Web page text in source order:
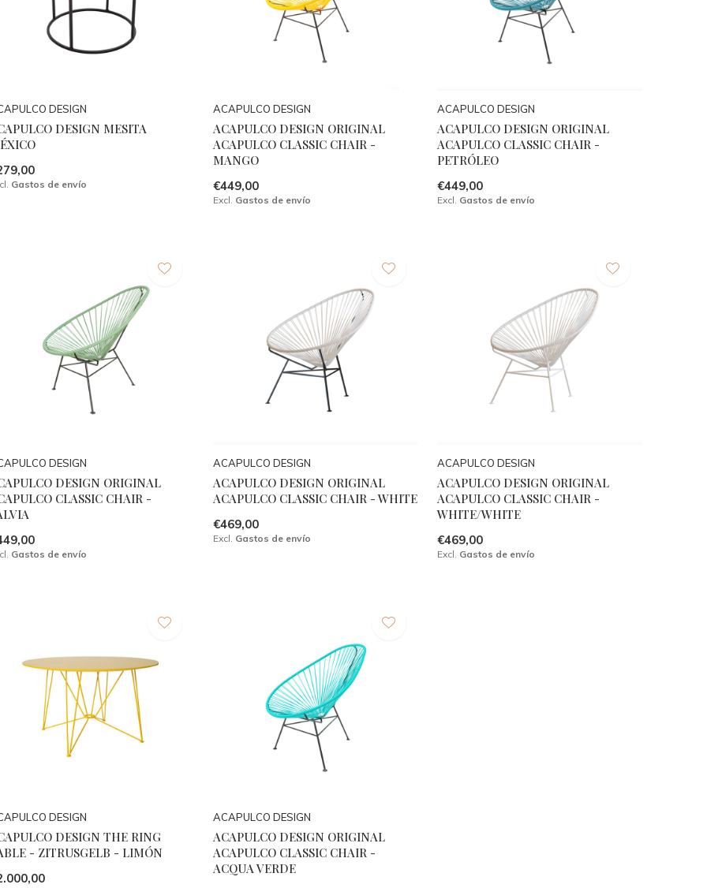
DESIGN
DESIGN MESITA
Gastos de envío
ACAPULCO DESIGN
ACAPULCO DESIGN ORIGINAL
ACAPULCO CLASSIC CHAIR -
MANGO
€449,00
Excl. Gastos de envío
ACAPULCO DESIGN
ACAPULCO DESIGN ORIGINAL
ACAPULCO CLASSIC CHAIR -
PETRÓLEO
€449,00
Excl. Gastos de envío
DESIGN
DESIGN ORIGINAL
CLASSIC CHAIR -
Gastos de envío
ACAPULCO DESIGN
ACAPULCO DESIGN ORIGINAL
ACAPULCO CLASSIC CHAIR - WHITE
€469,00
Excl. Gastos de envío
ACAPULCO DESIGN
ACAPULCO DESIGN ORIGINAL
ACAPULCO CLASSIC CHAIR -
WHITE/WHITE
€469,00
Excl. Gastos de envío
DESIGN
DESIGN THE RING
- ZITRUSGELB - LIMÓN
ACAPULCO DESIGN
ACAPULCO DESIGN ORIGINAL
ACAPULCO CLASSIC CHAIR -
ACQUA VERDE